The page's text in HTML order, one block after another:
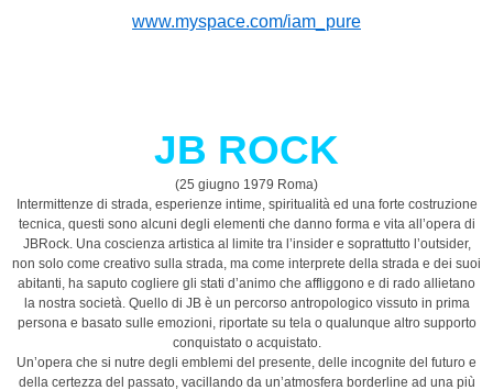
www.myspace.com/iam_pure
JB ROCK
(25 giugno 1979 Roma)
Intermittenze di strada, esperienze intime, spiritualità ed una forte costruzione
tecnica, questi sono alcuni degli elementi che danno forma e vita all’opera di
JBRock. Una coscienza artistica al limite tra l’insider e soprattutto l’outsider,
non solo come creativo sulla strada, ma come interprete della strada e dei suoi
abitanti, ha saputo cogliere gli stati d’animo che affliggono e di rado allietano
la nostra società. Quello di JB è un percorso antropologico vissuto in prima
persona e basato sulle emozioni, riportate su tela o qualunque altro supporto
conquistato o acquistato.
Un’opera che si nutre degli emblemi del presente, delle incognite del futuro e
della certezza del passato, vacillando da un’atmosfera borderline ad una più